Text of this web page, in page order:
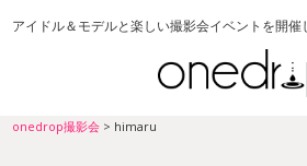
アイドル＆モデルと楽しい撮影会イベントを開催
onedrop撮影会 > himaru